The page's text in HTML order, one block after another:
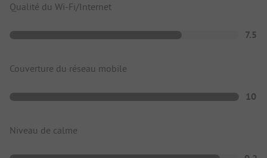
Qualité du Wi-Fi/Internet
7.5
Couverture du réseau mobile
10
Niveau de calme